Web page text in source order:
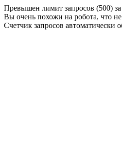
Превышен лимит запросов (500) за
Вы очень похожи на робота, что не
Счетчик запросов автоматически